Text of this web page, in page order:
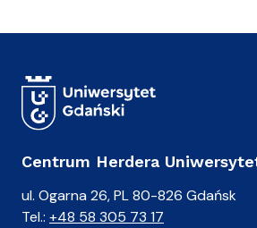
Centrum Herdera
ul. Ogarna 26, PL 80-826 Gdańsk
Tel.: +48 58 305 73 17